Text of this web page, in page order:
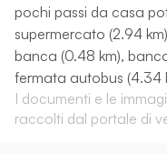
pochi passi da casa
supermercato (2.94
banca (0.48 km),
fermata autobus (4.34
I documenti e le
raccolti dal portale di